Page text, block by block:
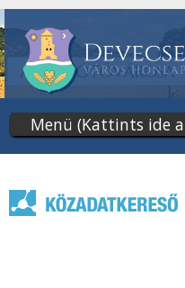
Menü (Kattints ide